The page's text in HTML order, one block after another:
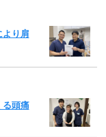
より肩
る頭痛